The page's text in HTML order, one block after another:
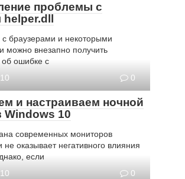
проблемы с
с браузерами и некоторыми
можно внезапно получить
ошибке с
0
и настраиваем ночной
Windows 10
современных мониторов
не оказывает негативного влияния
если
0